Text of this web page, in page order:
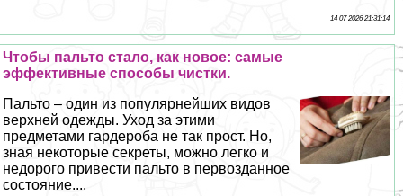
14 07 2026 21:31:14
Чтобы пальто стало, как новое: самые
эффективные способы чистки.
Пальто – один из популярнейших видов
верхней одежды. Уход за этими
предметами гардероба не так прост. Но,
зная некоторые секреты, можно легко и
недорого привести пальто в первозданное
состояние....